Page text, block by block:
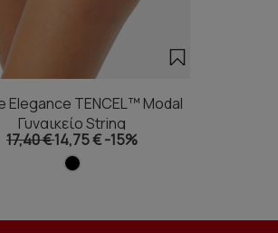
Elegance TENCEL™ Modal
Γυναικείο String
17,40 €14,75 €-15%